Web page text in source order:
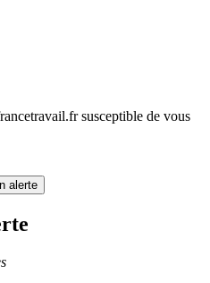
susceptible de vous
alerte